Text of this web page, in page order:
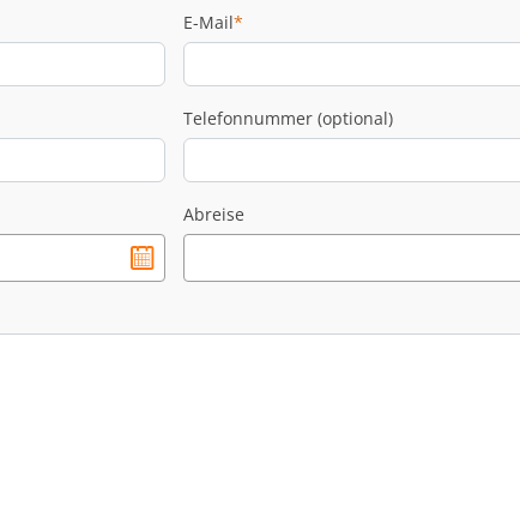
E-Mail*
Telefonnummer (optional)
Abreise